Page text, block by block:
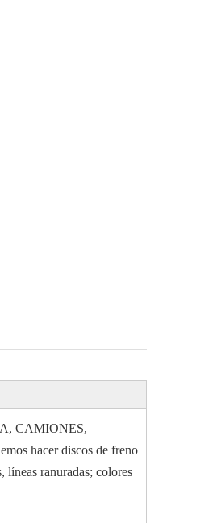
CAMIONES,
hacer discos de freno
líneas ranuradas; colores